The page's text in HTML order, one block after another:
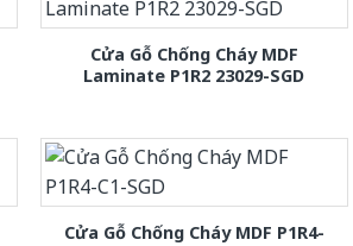
Cửa Gỗ Chống Cháy MDF
Laminate P1R2 23029-SGD
Cửa Gỗ Chống Cháy MDF P1R4-